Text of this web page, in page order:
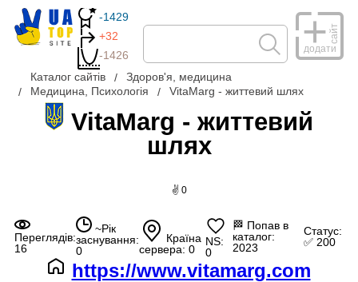
-1429
+32
-1426
додати
сайт
Каталог сайтів
Здоров'я, медицина
Медицина, Психологія
VitaMarg - життевий шлях
VitaMarg - життевий
шлях
✌ 0
Переглядів:
16
~Рік
заснування:
0
Країна
сервера: 0
NS:
0
🏁 Попав в
каталог:
2023
Статус:
✅ 200
https://www.vitamarg.com